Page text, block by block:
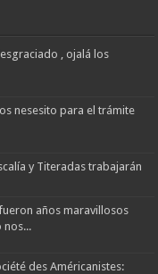
, ojalá los
nesesito para el trámite
y Titeradas trabajarán
años maravillosos
nos...
des Américanistes: